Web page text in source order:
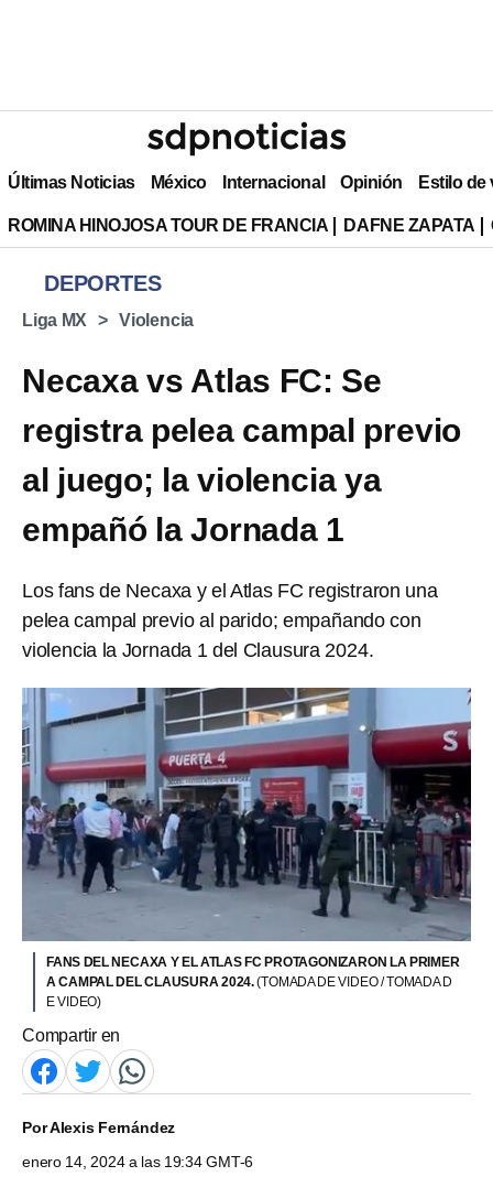
Últimas Noticias México Internacional Opinión Estilo de
ROMINA HINOJOSA TOUR DE FRANCIA DAFNE ZAPATA
DEPORTES
Liga MX Violencia
Necaxa vs Atlas FC: Se
registra pelea campal previo
al juego; la violencia ya
empañó la Jornada 1
Los fans de Necaxa y el Atlas FC registraron una
pelea campal previo al parido; empañando con
violencia la Jornada 1 del Clausura 2024.
FANS DEL NECAXA Y EL ATLAS FC PROTAGONIZARON LA PRIMER
A CAMPAL DEL CLAUSURA 2024.(TOMADA DE VIDEO / TOMADA D
E VIDEO)
Compartir en
PorAlexis Fernández
enero 14, 2024 a las 19:34 GMT-6